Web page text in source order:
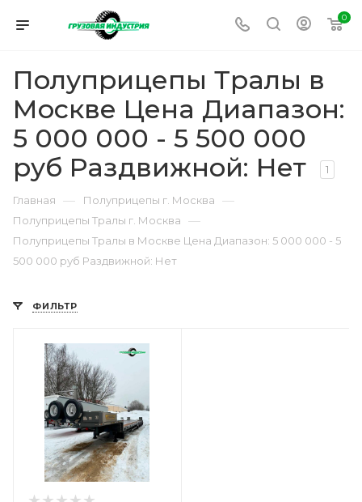
0
Полуприцепы Тралы в
Москве Цена Диапазон:
5 000 000 - 5 500 000
руб Раздвижной: Нет
1
Главная — Полуприцепы г. Москва —
Полуприцепы Тралы г. Москва —
Полуприцепы Тралы в Москве Цена Диапазон: 5 000 000 - 5
500 000 руб Раздвижной: Нет
ФИЛЬТР